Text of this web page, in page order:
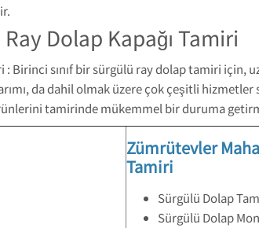
Dolap Kapağı Tamiri
: Birinci sınıf bir sürgülü ray dolap tamiri için,
da dahil olmak üzere çok çeşitli
tamirinde mükemmel bir duruma
Zümrütevler
Tamiri
Sürgülü Dolap
Sürgülü Dolap